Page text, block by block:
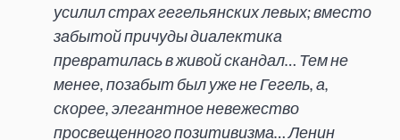
усилил страх гегельянских левых; вместо
забытой причуды диалектика
превратилась в живой скандал… Тем не
менее, позабыт был уже не Гегель, а,
скорее, элегантное невежество
просвещенного позитивизма… Ленин